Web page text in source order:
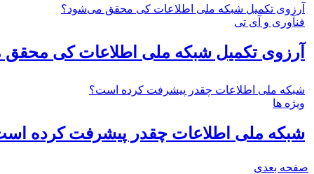
آرزوی تکمیل شبکه ملی اطلاعات کی محقق می‌شود؟
فنآوری و آی تی
آرزوی تکمیل شبکه ملی اطلاعات کی
شبکه ملی اطلاعات چقدر پیشرفت کرده است؟
ویژه ها
شبکه ملی اطلاعات چقدر پیشرفت کرده
صفحه بعدی